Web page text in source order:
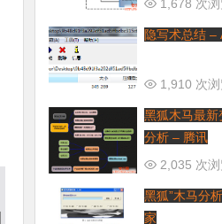
1,678 次
隐写术总结 –
1,910 次
黑狐木马最
分析 – 腾讯
2,035 次
黑狐”木马分
家